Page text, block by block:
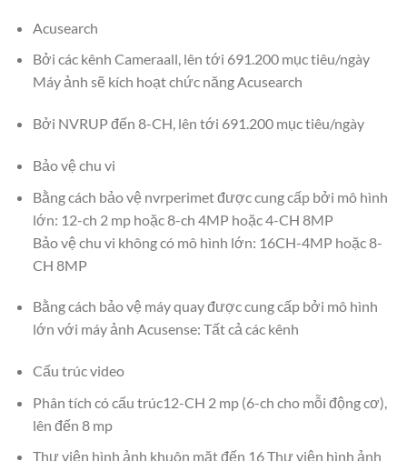
Acusearch
Bởi các kênh Cameraall, lên tới 691.200 mục tiêu/ngày
Máy ảnh sẽ kích hoạt chức năng Acusearch
Bởi NVRUP đến 8-CH, lên tới 691.200 mục tiêu/ngày
Bảo vệ chu vi
Bằng cách bảo vệ nvrperimet được cung cấp bởi mô hình
lớn: 12-ch 2 mp hoặc 8-ch 4MP hoặc 4-CH 8MP
Bảo vệ chu vi không có mô hình lớn: 16CH-4MP hoặc 8-
CH 8MP
Bằng cách bảo vệ máy quay được cung cấp bởi mô hình
lớn với máy ảnh Acusense: Tất cả các kênh
Cấu trúc video
Phân tích có cấu trúc12-CH 2 mp (6-ch cho mỗi động cơ),
lên đến 8 mp
Thư viện hình ảnh khuôn mặt đến 16 Thư viện hình ảnh